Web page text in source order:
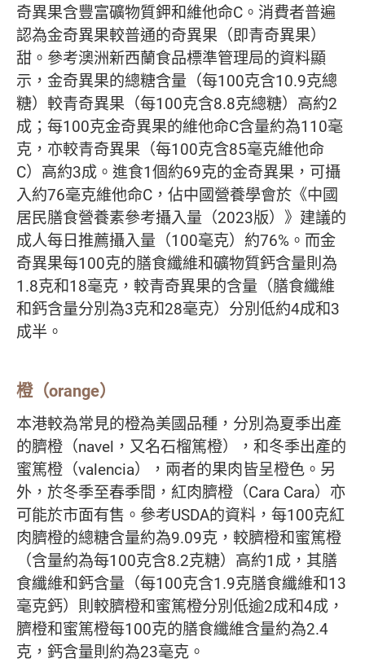
奇異果含豐富礦物質鉀和維他命C。消費者普遍
認為金奇異果較普通的奇異果（即青奇異果）
甜。參考澳洲新西蘭食品標準管理局的資料顯
示，金奇異果的總糖含量（每100克含10.9克總
糖）較青奇異果（每100克含8.8克總糖）高約2
成；每100克金奇異果的維他命C含量約為110毫
克，亦較青奇異果（每100克含85毫克維他命
C）高約3成。進食1個約69克的金奇異果，可攝
入約76毫克維他命C，佔中國營養學會於《中國
居民膳食營養素參考攝入量（2023版）》建議的
成人每日推薦攝入量（100毫克）約76%。而金
奇異果每100克的膳食纖維和礦物質鈣含量則為
1.8克和18毫克，較青奇異果的含量（膳食纖維
和鈣含量分別為3克和28毫克）分別低約4成和3
成半。
橙（orange）
本港較為常見的橙為美國品種，分別為夏季出產
的臍橙（navel，又名石榴篤橙），和冬季出產的
蜜篤橙（valencia），兩者的果肉皆呈橙色。另
外，於冬季至春季間，紅肉臍橙（Cara Cara）亦
可能於市面有售。參考USDA的資料，每100克紅
肉臍橙的總糖含量約為9.09克，較臍橙和蜜篤橙
（含量約為每100克含8.2克糖）高約1成，其膳
食纖維和鈣含量（每100克含1.9克膳食纖維和13
毫克鈣）則較臍橙和蜜篤橙分別低逾2成和4成，
臍橙和蜜篤橙每100克的膳食纖維含量約為2.4
克，鈣含量則約為23毫克。